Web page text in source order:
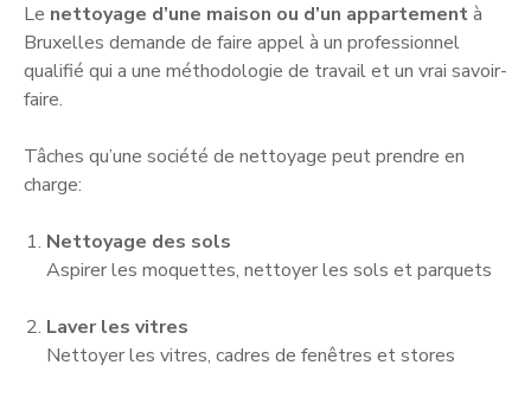
Le nettoyage d’une maison ou d’un appartementà
Bruxelles demande de faire appel à un professionnel
qualifié qui a une méthodologie de travail et un vrai savoir-
faire.
Tâches qu’une société de nettoyage peut prendre en
charge:
Nettoyage des sols
Aspirer les moquettes, nettoyer les sols et parquets
Laver les vitres
Nettoyer les vitres, cadres de fenêtres et stores